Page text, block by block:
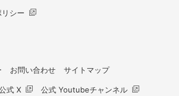
シー
お問い合わせ サイトマップ
式 X 公式 Youtubeチャンネル